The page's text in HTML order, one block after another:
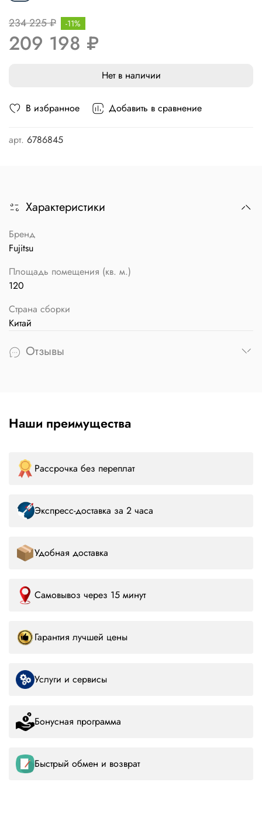
В избранное Добавить в сравнение
арт. 6786845
234 225 ₽
209 198 ₽
-11%
Нет в наличии
Характеристики
Бренд
Fujitsu
Площадь помещения (кв. м.)
120
Страна сборки
Китай
Отзывы
Наши преимущества
Рассрочка без переплат
Экспресс-доставка за 2 часа
Удобная доставка
Самовывоз через 15 минут
Гарантия лучшей цены
Услуги и сервисы
Бонусная программа
Быстрый обмен и возврат